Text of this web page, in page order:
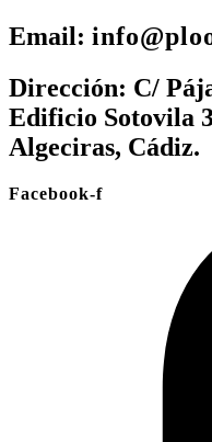
Email:
Dirección: C/
Edificio Sotovila
Algeciras, Cádiz.
Facebook-f